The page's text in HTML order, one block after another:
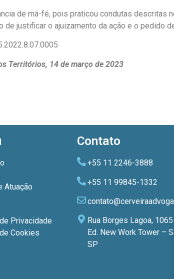
de má-fé, pois praticou condutas descritas
justificar o ajuizamento da ação e o pedido
Territórios, 14 de março de 2023
Atuação
Privacidade
Cookies
Contato
+55 11 2246-3888
+55 11 99845-1332
Rua Borges Lagoa, 1065
Ed. New Work Tower –
SP